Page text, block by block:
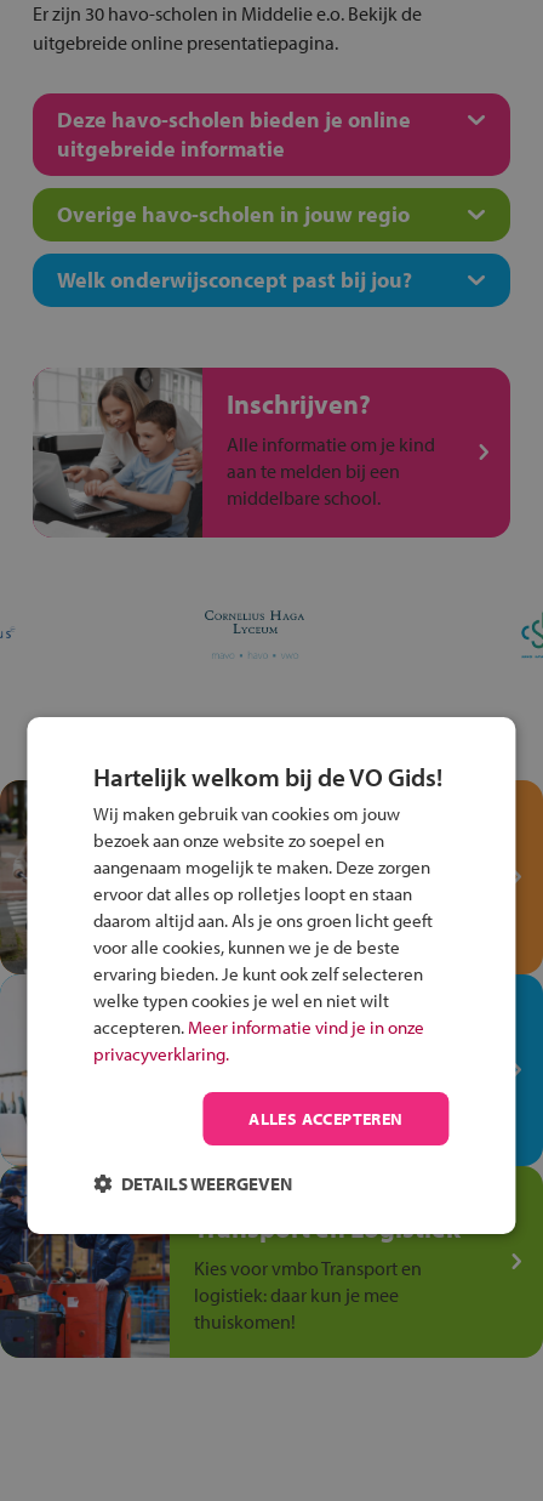
Er zijn 30 havo-scholen in Middelie e.o. Bekijk de
uitgebreide online presentatiepagina.
Deze havo-scholen bieden je online
uitgebreide informatie
Overige havo-scholen in jouw regio
Welk onderwijsconcept past bij jou?
Inschrijven?
Alle informatie om je kind
aan te melden bij een
middelbare school.
Test je kennis met het
Fiets Veilig
Verkeersspel!
Speel het Fiets Veilig Verkeersspel
en win een Cortina-fiets!
In de winkel ben je op je
plek!
op de winkelvloer, waar elke dag
anders is!
Jouw talent in de
Transport en Logistiek
Kies voor vmbo Transport en
logistiek: daar kun je mee
thuiskomen!
Hartelijk welkom bij de VO Gids!
Wij maken gebruik van cookies om jouw
bezoek aan onze website zo soepel en
aangenaam mogelijk te maken. Deze zorgen
ervoor dat alles op rolletjes loopt en staan
daarom altijd aan. Als je ons groen licht geeft
voor alle cookies, kunnen we je de beste
ervaring bieden. Je kunt ook zelf selecteren
welke typen cookies je wel en niet wilt
accepteren. Meer informatie vind je in onze
privacyverklaring.
ALLES ACCEPTEREN
DETAILS WEERGEVEN